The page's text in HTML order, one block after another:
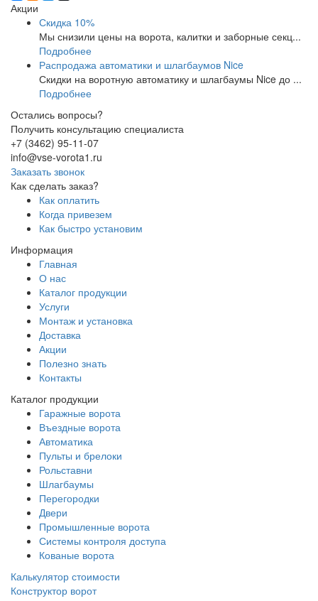
Акции
Скидка 10%
Мы снизили цены на ворота, калитки и заборные секц...
Подробнее
Распродажа автоматики и шлагбаумов Nice
Скидки на воротную автоматику и шлагбаумы Nice до ...
Подробнее
Остались вопросы?
Получить консультацию специалиста
+7 (3462) 95-11-07
info@vse-vorota1.ru
Заказать звонок
Как сделать заказ?
Как оплатить
Когда привезем
Как быстро установим
Информация
Главная
О нас
Каталог продукции
Услуги
Монтаж и установка
Доставка
Акции
Полезно знать
Контакты
Каталог продукции
Гаражные ворота
Въездные ворота
Автоматика
Пульты и брелоки
Рольставни
Шлагбаумы
Перегородки
Двери
Промышленные ворота
Системы контроля доступа
Кованые ворота
Калькулятор стоимости
Конструктор ворот